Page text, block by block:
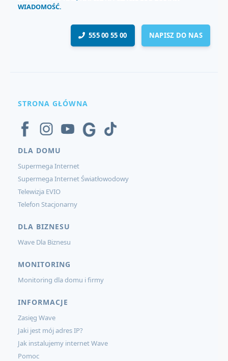
WIADOMOŚĆ.
555 00 55 00 NAPISZ DO NAS
STRONA GŁÓWNA
DLA DOMU
Supermega Internet
Supermega Internet Światłowodowy
Telewizja EVIO
Telefon Stacjonarny
DLA BIZNESU
Wave Dla Biznesu
MONITORING
Monitoring dla domu i firmy
INFORMACJE
Zasięg Wave
Jaki jest mój adres IP?
Jak instalujemy internet Wave
Pomoc